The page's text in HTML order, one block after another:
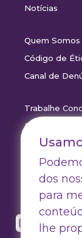
Notícias
Quem Somos
Código de
Canal de
Trabalhe
Drive
Drive Outlet
Drivedos
para
lhe